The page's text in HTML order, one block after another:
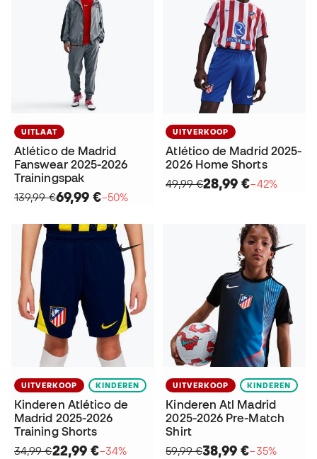
UITLAAT
Atlético de Madrid
Fanswear 2025-2026
Trainingspak
139,99 €69,99 €−50%
UITVERKOOP
Atlético de Madrid 2025-
2026 Home Shorts
49,99 €28,99 €−42%
UITVERKOOP KINDEREN
Kinderen Atlético de
Madrid 2025-2026
Training Shorts
34,99 €22,99 €−34%
UITVERKOOP KINDEREN
Kinderen Atl Madrid
2025-2026 Pre-Match
Shirt
59,99 €38,99 €−35%